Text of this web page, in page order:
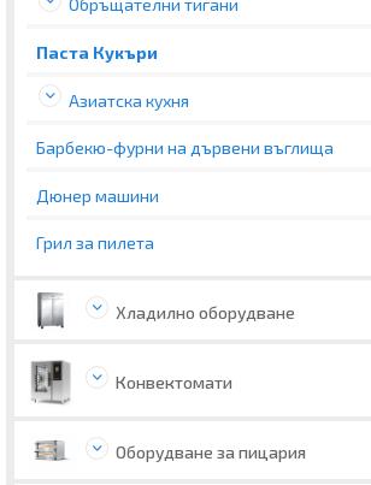
Обръщателни тигани
Паста Кукъри
Азиатска кухня
Барбекю-фурни на дървени въглища
Дюнер машини
Грил за пилета
Хладилно оборудване
Конвектомати
Оборудване за пицария